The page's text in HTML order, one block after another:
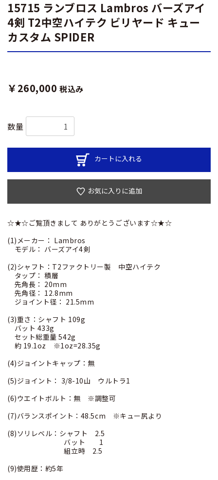
15715 ランブロス Lambros バーズアイ
4剣 T2中空ハイテク ビリヤード キュー
カスタム SPIDER
￥260,000 税込み
数量
カートに入れる
お気に入りに追加
☆★☆ご覧頂きまして ありがとうございます☆★☆
(1)メーカー： Lambros
モデル： バーズアイ4剣
(2)シャフト：T2ファクトリー製 中空ハイテク
タップ： 積層
先角長： 20mm
先角径： 12.8mm
ジョイント径： 21.5mm
(3)重さ：シャフト 109g
バット 433g
セット総重量 542g
約 19.1oz ※1oz=28.35g
(4)ジョイントキャップ：無
(5)ジョイント： 3/8-10山 ウルトラ1
(6)ウエイトボルト：無 ※調整可
(7)バランスポイント：48.5cm ※キュー尻より
(8)ソリレベル：シャフト 2.5
バット 1
組立時 2.5
(9)使用歴：約5年